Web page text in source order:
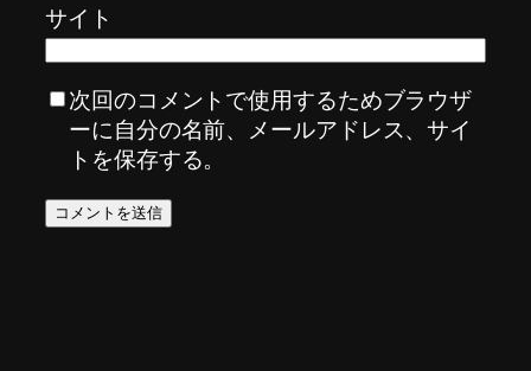
サイト
次回のコメントで使用するためブラウザ
ーに自分の名前、メールアドレス、サイ
トを保存する。